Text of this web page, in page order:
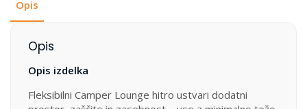
Opis
Opis
Opis izdelka
Fleksibilni Camper Lounge hitro ustvari dodatni